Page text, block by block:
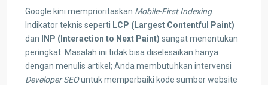
Google kini memprioritaskan Mobile-First Indexing.
Indikator teknis seperti LCP (Largest Contentful Paint)
dan INP (Interaction to Next Paint) sangat menentukan
peringkat. Masalah ini tidak bisa diselesaikan hanya
dengan menulis artikel; Anda membutuhkan intervensi
Developer SEOuntuk memperbaiki kode sumber website